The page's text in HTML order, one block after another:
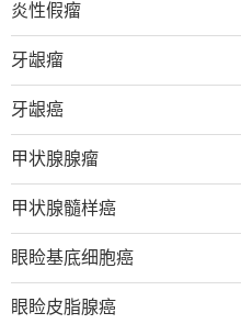
炎性假瘤
牙龈瘤
牙龈癌
甲状腺腺瘤
甲状腺髓样癌
眼睑基底细胞癌
眼睑皮脂腺癌